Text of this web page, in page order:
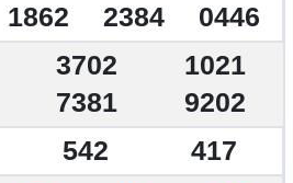
1862 2384 0446
3702
1021
7381 9202
542 417